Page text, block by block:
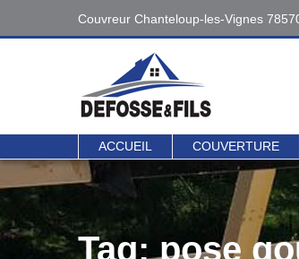
Couvreur Chanteloup-les-Vignes
Interventions
78 - 95
ACCUEIL COUVERTURE
Tag: pose